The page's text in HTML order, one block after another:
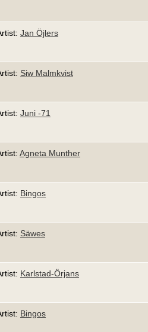
Jan Öjlers
Siw Malmkvist
Juni -71
Agneta Munther
Bingos
Säwes
Karlstad-Örjans
Bingos